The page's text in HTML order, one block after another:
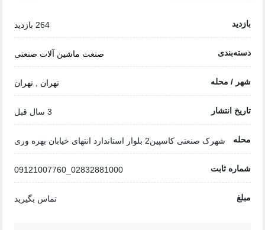
بازدید 264 بازدید
دسته‌بندی صنعت ماشین آلات صنعتی
شهر / محله تهران تهران
تاریخ انتشار 3 سال قبل
محله شهرک صنعتی کاسپین2 بلوار استاندارد انتهای خیابان بهره وری
شماره ثابت 02832881000_09121007760
مبلغ تماس بگیرید